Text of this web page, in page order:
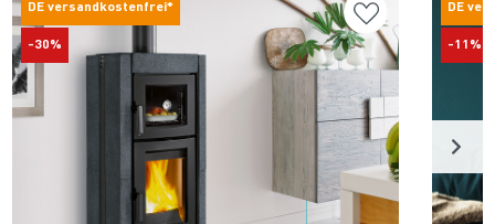
DE versandkostenfrei*
-30%
DE
-11%